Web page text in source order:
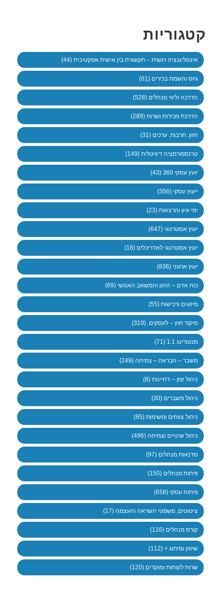
קטגוריות
אינטליגנציה רגשית – תקשורת בין אישית אפקטיבית (44)
גיוס והשמת בכירים (61)
הדרכה וליווי מנהלים (528)
הדרכת מכירות ושרות (289)
חזון. תרבות. ערכים (31)
טרנספורמציה דיגיטלית (149)
יועץ עסקי 360 (43)
ייעוץ עסקי (356)
ימי עיון והרצאות (23)
יעוץ אסטרטגי (647)
יעוץ אסטרטגי לאדריכלים (18)
יעוץ ארגוני (836)
כוח אדם – ההון והמשאב האנושי (69)
מיזוגים ורכישות (55)
מיקור חוץ – לעסקים. (319)
מנטורינג 1:1 (71)
משבר – הבראה – צמיחה (249)
ניהול זמן – דחיינות (8)
ניהול משברים (30)
ניהול צוותים ומשימות (85)
ניהול שינויים וצמיחה (496)
סדנאות מנהלים (97)
פיתוח מנהלים (150)
פיתוח עסקי (658)
ציטוטים, משפטי השראה והעצמה (17)
קורס מנהלים (116)
שיווק ומיתוג + (112)
שרות לקוחות ומוקדים (120)